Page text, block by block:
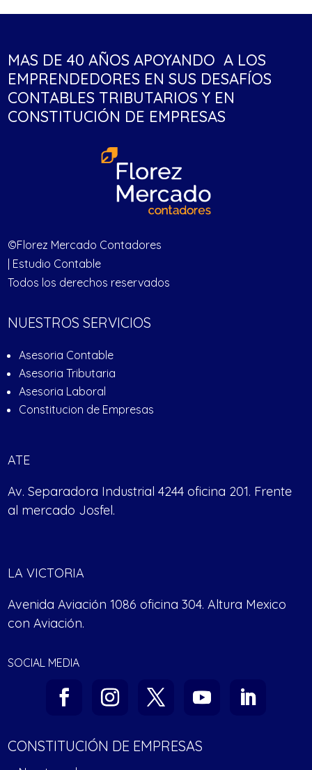
MAS DE 40 AÑOS APOYANDO A LOS
EMPRENDEDORES EN SUS DESAFÍOS
CONTABLES TRIBUTARIOS Y EN
CONSTITUCIÓN DE EMPRESAS
©Florez Mercado Contadores
| Estudio Contable
Todos los derechos reservados
NUESTROS SERVICIOS
Asesoria Contable
Asesoria Tributaria
Asesoria Laboral
Constitucion de Empresas
ATE
Av. Separadora Industrial 4244 oficina 201. Frente
al mercado Josfel.
LA VICTORIA
Avenida Aviación 1086 oficina 304. Altura Mexico
con Aviación.
SOCIAL MEDIA
CONSTITUCIÓN DE EMPRESAS